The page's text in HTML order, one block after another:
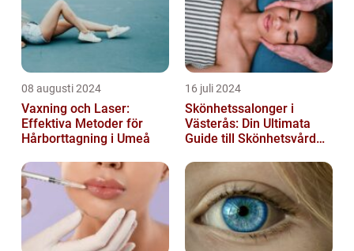
08 augusti 2024
Vaxning och Laser:
Effektiva Metoder för
Hårborttagning i Umeå
16 juli 2024
Skönhetssalonger i
Västerås: Din Ultimata
Guide till Skönhetsvård